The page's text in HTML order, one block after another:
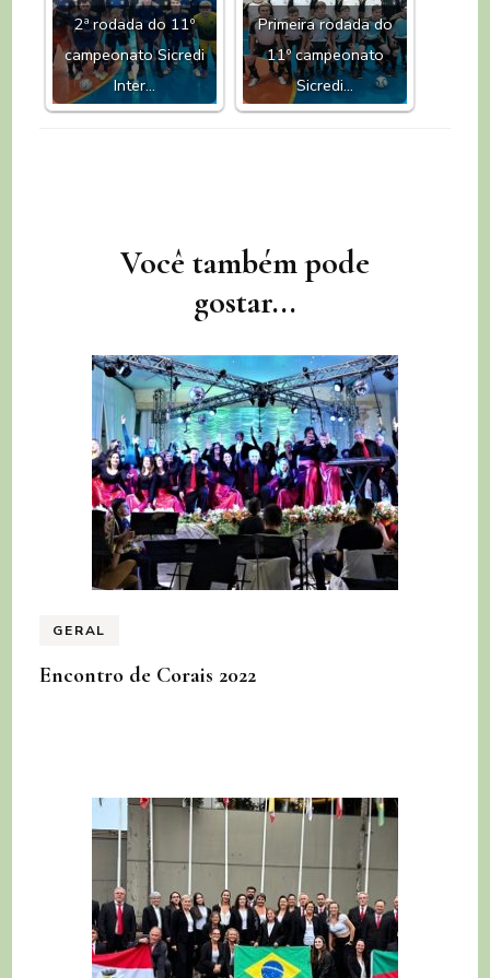
2ª rodada do 11º
campeonato Sicredi
Inter…
Primeira rodada do
11º campeonato
Sicredi…
NavegaçãoVocê também pode
gostar...
GERAL
Encontro de Corais 2022